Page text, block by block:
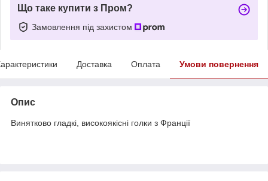
Що таке купити з Пром?
Замовлення під захистом
Доставка Оплата Умови повернення
Опис
Винятково гладкі, високоякісні голки з Франції